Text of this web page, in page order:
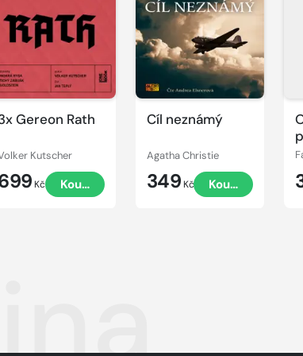
Gereon Rath
Kutscher
Kč Koupit
Cíl neznámý
Agatha Christie
349 Kč Koupit
ukázku